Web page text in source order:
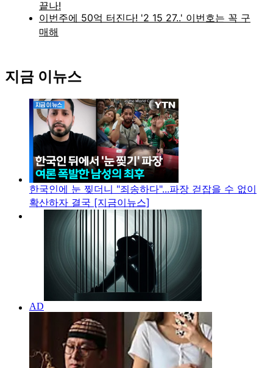
지금 이뉴스
한국인에 눈 찢더니 "죄송하다"...파장 걷잡을 수 없이
확산하자 결국 [지금이뉴스]